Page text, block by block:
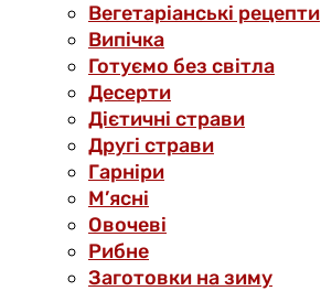
Вегетаріанські рецепти
Випічка
Готуємо без світла
Десерти
Дієтичні страви
Другі страви
Гарніри
М’ясні
Овочеві
Рибне
Заготовки на зиму